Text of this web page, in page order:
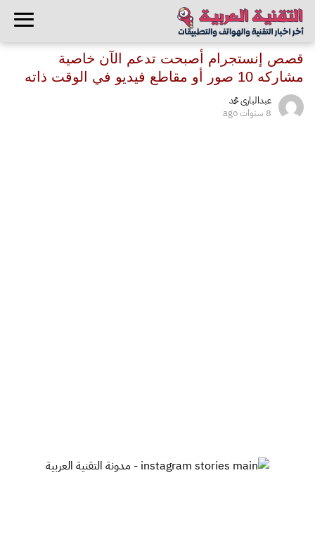
قصص إنستجرام أصبحت تدعم الآن خاصية
مشاركه 10 صور أو مقاطع فيديو في الوقت ذاته
عبدالبارى محمد
8 سنوات ago